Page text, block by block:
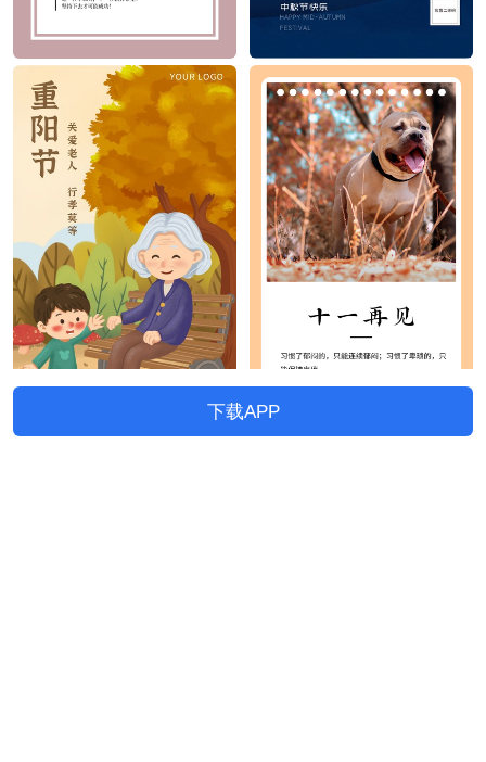
下载APP